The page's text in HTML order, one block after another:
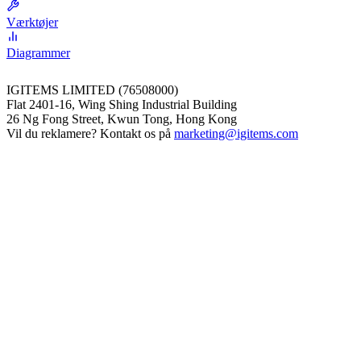
Værktøjer
Diagrammer
IGITEMS LIMITED (76508000)
Flat 2401-16, Wing Shing Industrial Building
26 Ng Fong Street, Kwun Tong, Hong Kong
Vil du reklamere? Kontakt os på marketing@igitems.com